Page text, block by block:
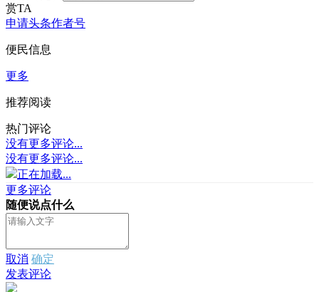
赏TA
申请头条作者号
便民信息
更多
推荐阅读
热门评论
没有更多评论...
没有更多评论...
正在加载...
更多评论
随便说点什么
取消 确定
发表评论